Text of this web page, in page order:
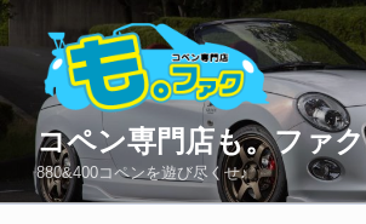
コ
ン
ン
ス
コペン専門店も。ファク
880&400コペンを遊び尽くせ♪